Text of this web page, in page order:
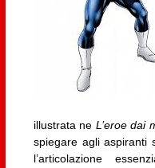
illustrata ne L’eroe dai
spiegare agli aspiranti
l’articolazione